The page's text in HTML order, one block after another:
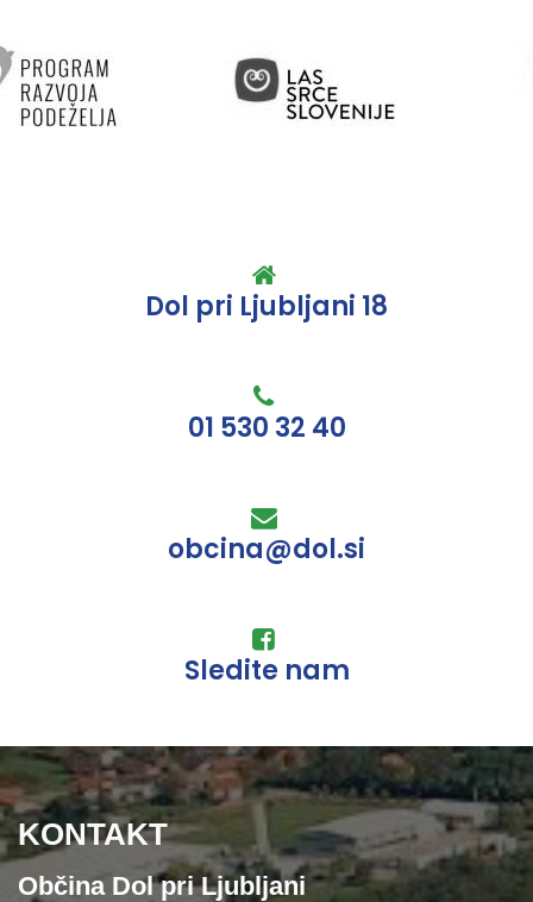
Dol pri Ljubljani 18
01 530 32 40
obcina@dol.si
Sledite nam
KONTAKT
Občina Dol pri Ljubljani